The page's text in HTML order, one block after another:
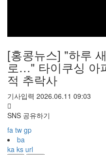
[홍콩뉴스] "하루
로…" 타이쿠싱 아
적 추락사
기사입력 2026.06.11 09:03
SNS 공유하기
fa tw gp
ba
ka ks url